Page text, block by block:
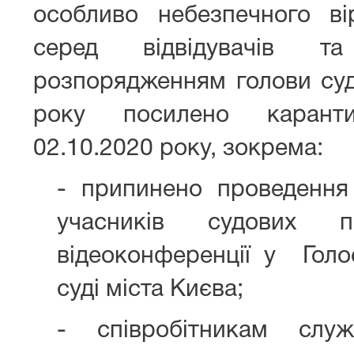
особливо небезпечного
серед відвідувачів
розпорядженням голови
року посилено
02.10.2020 року, зокрема:
- припинено
учасників судових
відеоконференції у
суді міста Києва;
- співробітникам